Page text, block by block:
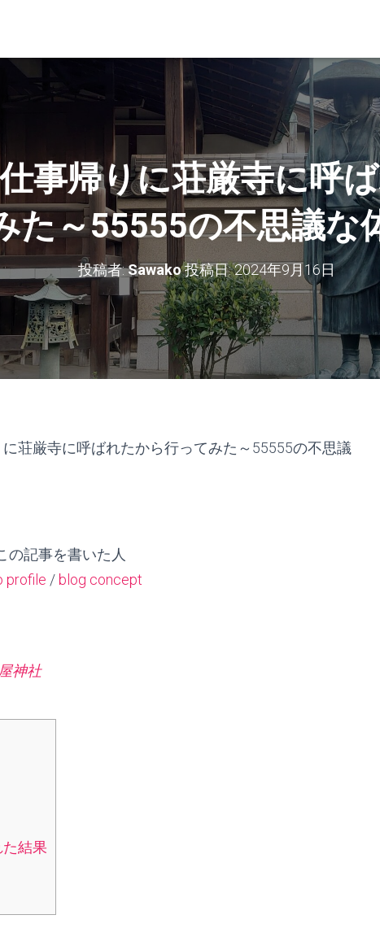
事帰りに荘厳寺に呼
た～55555の不思議な
投稿者:Sawako投稿日:2024年9月16日
荘厳寺に呼ばれたから行ってみた～55555の不思議
の記事を書いた人
profile / blog concept
神社
結果